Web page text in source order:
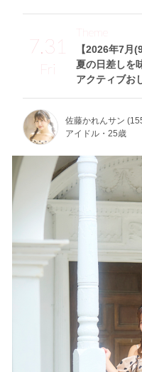
7.31
Fri
【2026年7月
夏の日差しを
アクティブお
Theme
佐藤かれんサン
アイドル・25歳